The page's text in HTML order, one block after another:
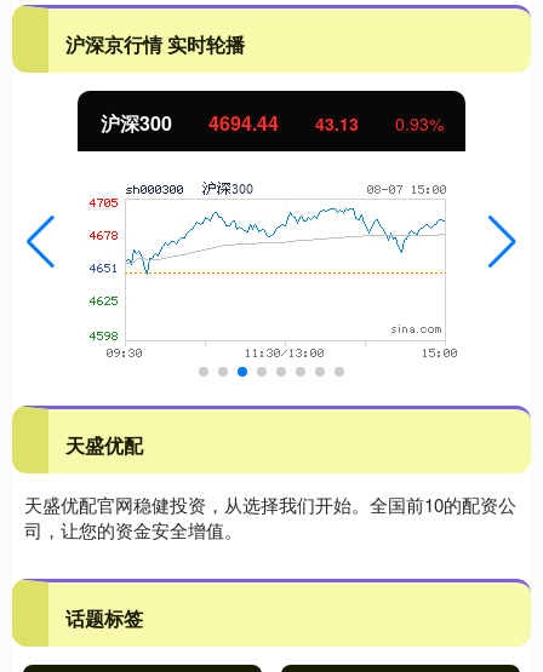
沪深京行情 实时轮播
沪深300 4694.44 43.13 0.93%
天盛优配
天盛优配官网稳健投资，从选择我们开始。全国前10的配资公
司，让您的资金安全增值。
话题标签